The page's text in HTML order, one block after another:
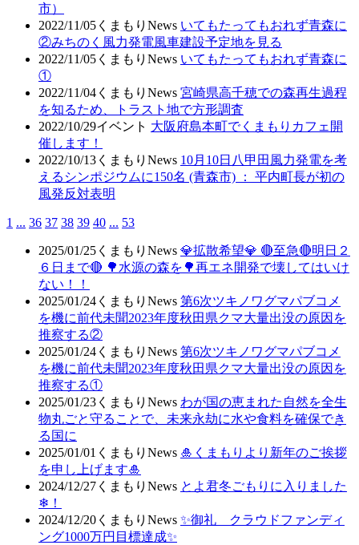
市）
2022/11/05 くまもりNews いてもたってもおれず青森に
②みちのく風力発電風車建設予定地を見る
2022/11/05 くまもりNews いてもたってもおれず青森に
①
2022/11/04 くまもりNews 宮崎県高千穂での森再生過程
を知るため、トラスト地で方形調査
2022/10/29イベント 大阪府島本町でくまもりカフェ開
催します！
2022/10/13 くまもりNews 10月10日八甲田風力発電を考
えるシンポジウムに150名 (青森市) ： 平内町長が初の
風発反対表明
1 ... 36 37 38 39 40 ... 53
2025/01/25 くまもりNews 💎拡散希望💎 🔴至急🔴明日２
６日まで🔴 🌳水源の森を🌳再エネ開発で壊してはいけ
ない！！
2025/01/24 くまもりNews 第6次ツキノワグマパブコメ
を機に前代未聞2023年度秋田県クマ大量出没の原因を
推察する②
2025/01/24 くまもりNews 第6次ツキノワグマパブコメ
を機に前代未聞2023年度秋田県クマ大量出没の原因を
推察する①
2025/01/23 くまもりNews わが国の恵まれた自然を全生
物丸ごと守ることで、未来永劫に水や食料を確保でき
る国に
2025/01/01 くまもりNews 🎍くまもりより新年のご挨拶
を申し上げます🎍
2024/12/27 くまもりNews とよ君冬ごもりに入りました
❄！
2024/12/20 くまもりNews ✨御礼 クラウドファンディ
ング1000万円目標達成✨